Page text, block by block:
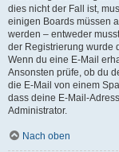
dies nicht der Fall ist,
einigen Boards müssen
werden – entweder
der Registrierung wurde
Wenn du eine E-Mail
Ansonsten prüfe, ob du
die E-Mail von einem
dass deine E-Mail-
Administrator.
Nach oben